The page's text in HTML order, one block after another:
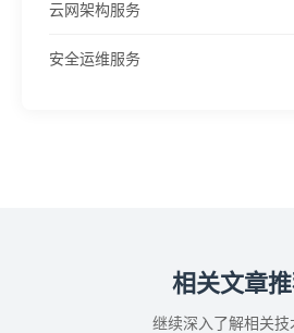
云网架构服务
安全运维服务
相关文章
继续深入了解相关技